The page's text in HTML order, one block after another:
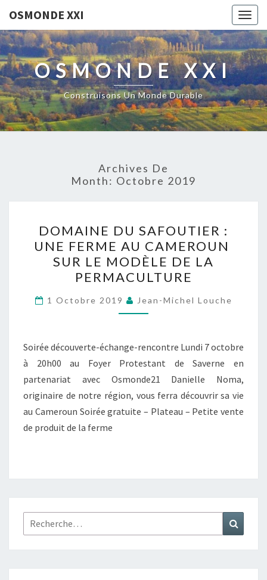
OSMONDE XXI
OSMONDE XXI
Construisons Un Monde Durable
Archives De
Month: Octobre 2019
DU
SAFOUTIER :
UNE
FERME
AU
CAMEROUN
LE
MODÈLE
DE
LA
PERMACULTURE
DOMAINE DU SAFOUTIER :
UNE FERME AU CAMEROUN
SUR LE MODÈLE DE LA
PERMACULTURE
1 Octobre 2019 Jean-Michel Louche
Soirée découverte-échange-rencontre Lundi 7 octobre
à 20h00 au Foyer Protestant de Saverne en
partenariat avec Osmonde21 Danielle Noma,
originaire de notre région, vous ferra découvrir sa vie
au Cameroun Soirée gratuite – Plateau – Petite vente
de produit de la ferme
Rechercher :